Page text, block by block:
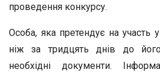
проведення конкурсу.
Особа, яка претендує на участь
ніж за тридцять днів до
необхідні документи.